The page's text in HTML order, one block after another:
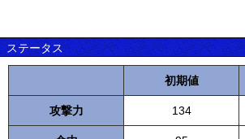
ステータス
初期値
攻撃力 134